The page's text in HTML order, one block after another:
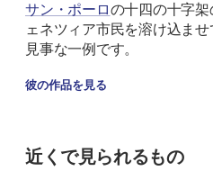
サン・ポーロの十四の十字
ェネツィア市民を溶け込ま
見事な一例です。
彼の作品を見る
近くで見られるもの